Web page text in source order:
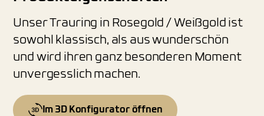
Unser Trauring in Rosegold / Weißgold ist
sowohl klassisch, als aus wunderschön
und wird ihren ganz besonderen Moment
unvergesslich machen.
Im 3D Konfigurator öffnen